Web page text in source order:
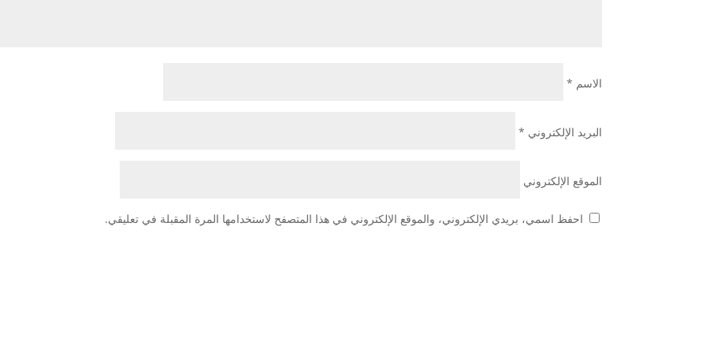
الاسم *
البريد الإلكتروني *
الموقع الإلكتروني
احفظ اسمي، بريدي الإلكتروني، والموقع الإلكتروني في هذا المتصفح لاستخدامها المرة المقبلة في تعليقي.